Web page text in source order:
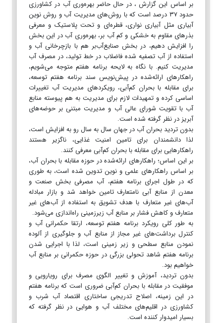
بر اساس این گزارش ، در حال حاضر بهره‌وری آب در کشاورزی
حدود ۳۷ درصد است که با روش‌های مدیریت آب و روش نوین
آبیاری مثل آبیاری نواری، قطره‌ای و تحت پلاستیک و معرفی
بذرهای مقاوم به خشکی و کم آب بر، بهره‌وری آب در این بخش
را افزایش دهیم، در بخش صنایع‌آب‌بر هم با بازچرخانی آب و
استفاده از آب تصفیه شده فاضلاب در خط تولید، در مصرف آب
مدیریت کنیم. با نگاه به لایحه برنامه هفتم متوجه می‌شویم،
راهکارهای ارائه‌شده در پیش‌نویس سند برنامه هفتم توسعه،
برای مقابله با بحران کم‌آبی، رویکرد‌های مدیریت آب تغییرات
اساسی کرده و تمهیدات لازم برای مدیریت به هم پیوسته منابع
آب با تقویت شورای عالی آب و مدیریت مبتنی بر حوضه‌های
آبریز در نظر گرفته شده است.
بدون تردید بحران آب در جهان سال به سال رو به افزایش است،
لذا دانشمندان برای تامین امنیت غذایی، ناگزیر هستند
راهکارهایی برای مقابله با بحران کم‌آبی معرفی کنند.
بر این اساس؛ راهکارهای ارائه‌شده در حوزه مقابله با بحران آب،
بر اساس راهکارهای علمی و نوین تدوین شده است، به طوری
که در طول اجرای برنامه هفتم، آب مصرفی بخش صنعت و
معدن از منابع آبی نامتعارف تامین خواهد شد و بازار مبادله
آب‌های غیر متعارف با هدف تشویق به استفاده از آب‌های غیر
متعارف و کاهش فشار بر منابع آب زیرزمینی راه‌اندازی می‌شود.
به طور کلی رویکرد برنامه هفتم توسعه، ارتقا حکمرانی آب و
کنترل برداشت‌های غیر مجاز از منابع آب و جلوگیری از آلوده
نمودن منابع سطحی و زیر زمینی است، لذا با اجرایی شدن
برنامه هفتم شاهد تحولی بزرگی در حوزه حکمرانی بر منابع آب
خواهیم بود.
بدون تردید، آموزش و تغییر الگوی مصرف برای رویارویی و
موفقیت در مقابله با بحران کم‌آبی ضروری است که برنامه هفتم
در این زمینه، اصلاح تدریجی ساختاری اقتصاد آب شرب و
کشاورزی در اقلیم‌های مختلف آب و هوایی در نظر گرفته که
بسیار امیدوار کننده است.